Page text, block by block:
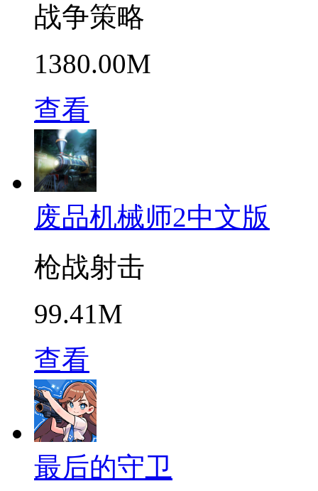
战争策略
1380.00M
查看
废品机械师2中文版
枪战射击
99.41M
查看
最后的守卫